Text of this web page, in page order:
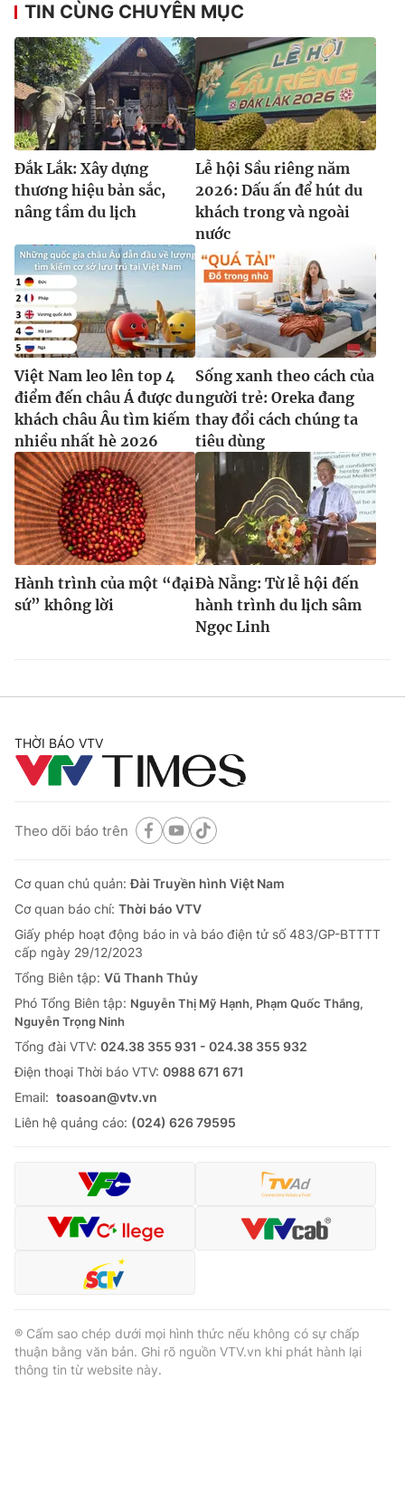
TIN CÙNG CHUYÊN MỤC
Đắk Lắk: Xây dựng
thương hiệu bản sắc,
nâng tầm du lịch
Lễ hội Sầu riêng năm
2026: Dấu ấn để hút du
khách trong và ngoài
nước
Việt Nam leo lên top 4
điểm đến châu Á được du
khách châu Âu tìm kiếm
nhiều nhất hè 2026
Sống xanh theo cách của
người trẻ: Oreka đang
thay đổi cách chúng ta
tiêu dùng
Hành trình của một “đại
sứ” không lời
Đà Nẵng: Từ lễ hội đến
hành trình du lịch sâm
Ngọc Linh
THỜI BÁO VTV
Theo dõi báo trên
Cơ quan chủ quản:Đài Truyền hình Việt Nam
Cơ quan báo chí: Thời báo VTV
Giấy phép hoạt động báo in và báo điện tử số 483/GP-BTTTT
cấp ngày 29/12/2023
Tổng Biên tập: Vũ Thanh Thủy
Phó Tổng Biên tập: Nguyễn Thị Mỹ Hạnh, Phạm Quốc Thắng,
Nguyễn Trọng Ninh
Tổng đài VTV: 024.38 355 931 - 024.38 355 932
Ðiện thoại Thời báo VTV: 0988 671 671
Email: toasoan@vtv.vn
Liên hệ quảng cáo: (024) 626 79595
® Cấm sao chép dưới mọi hình thức nếu không có sự chấp
thuận bằng văn bản. Ghi rõ nguồn VTV.vn khi phát hành lại
thông tin từ website này.